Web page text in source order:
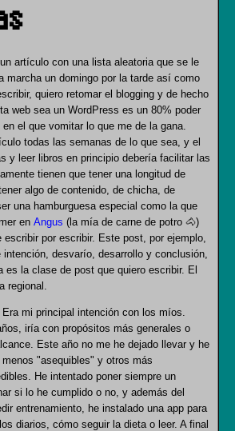
artículo con una lista aleatoria que se le
marcha un domingo por la tarde así como
quiero retomar el blogging y de hecho
web sea un WordPress es un 80% poder
el que vomitar lo que me de la gana.
todas las semanas de lo que sea, y el
y leer libros en principio debería facilitar las
tienen que tener una longitud de
algo de contenido, de chicha, de
una hamburguesa especial como la que
en Angus (la mía de carne de potro 🐴)
por escribir. Este post, por ejemplo,
intención, desvarío, desarrollo y conclusión,
es la clase de post que quiero escribir. El
regional.
mi principal intención con los míos.
iría con propósitos más generales o
Este año no me he dejado llevar y he
"asequibles" y otros más
He intentado poner siempre un
si lo he cumplido o no, y además del
entrenamiento, he instalado una app para
diarios, cómo seguir la dieta o leer. A final